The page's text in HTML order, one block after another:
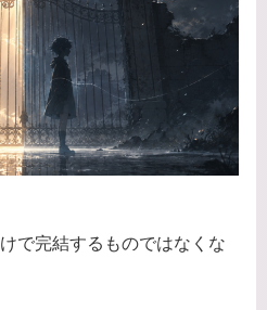
で完結するものではなくな